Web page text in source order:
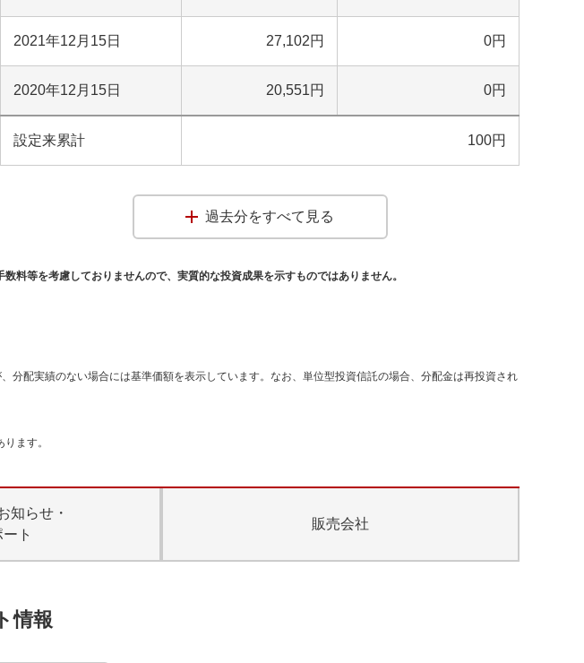
2021年12月15日 27,102円 0円
2020年12月15日 20,551円 0円
設定来累計 100円
過去分をすべて見る
料等を考慮しておりませんので、実質的な投資成果を示すものではありません。
配実績のない場合には基準価額を表示しています。なお、単位型投資信託の場合、分配金は再投資され
ます。
知らせ・
ト
販売会社
情報